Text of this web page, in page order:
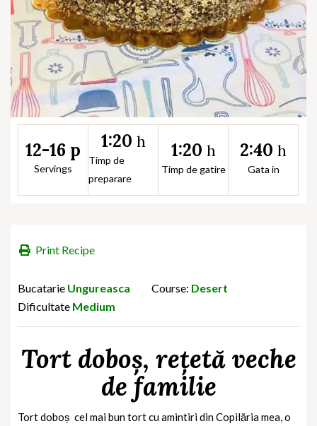
12-16 p
Servings
1:20 h
Timp de
preparare
1:20 h
Timp de gatire
2:40 h
Gata in
Print Recipe
Bucatarie Ungureasca Course: Desert
Dificultate Medium
Tort doboș, rețetă veche
de familie
Tort doboș cel mai bun tort cu amintiri din Copilăria mea, o